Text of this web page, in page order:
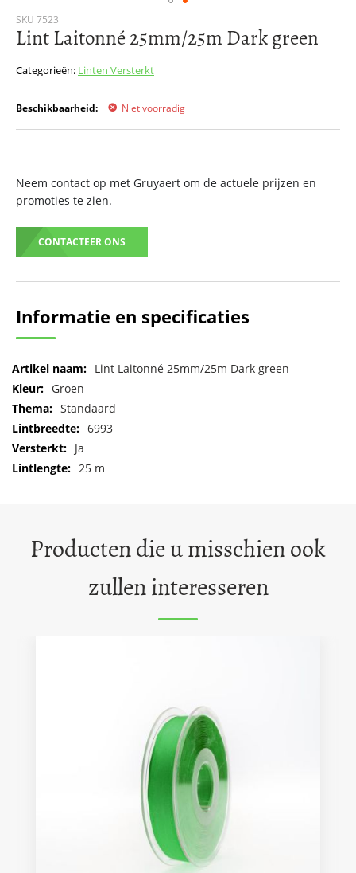
SKU 7523
Lint Laitonné 25mm/25m Dark green
Categorieën: Linten Versterkt
Beschikbaarheid: Niet voorradig
Neem contact op met Gruyaert om de actuele prijzen en
promoties te zien.
CONTACTEER ONS
Ga
naar
begin
afbeeldingen-
gallerij
Informatie en specificaties
Meer
informatie
Lint Laitonné 25mm/25m Dark green
Groen
Standaard
6993
Ja
25 m
Producten die u misschien ook
zullen interesseren